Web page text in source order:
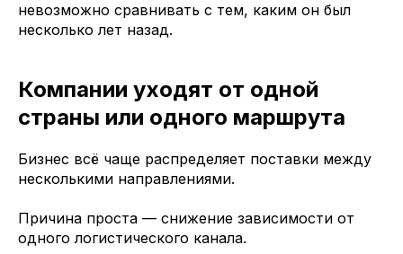
невозможно сравнивать с тем, каким он был
несколько лет назад.
Компании уходят от одной
страны или одного маршрута
Бизнес всё чаще распределяет поставки между
несколькими направлениями.
Причина проста — снижение зависимости от
одного логистического канала.